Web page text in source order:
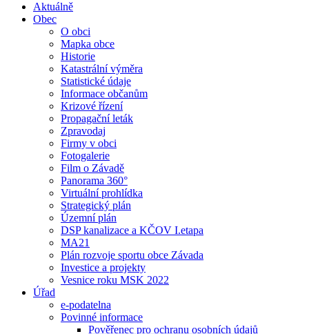
Aktuálně
Obec
O obci
Mapka obce
Historie
Katastrální výměra
Statistické údaje
Informace občanům
Krizové řízení
Propagační leták
Zpravodaj
Firmy v obci
Fotogalerie
Film o Závadě
Panorama 360°
Virtuální prohlídka
Strategický plán
Územní plán
DSP kanalizace a KČOV I.etapa
MA21
Plán rozvoje sportu obce Závada
Investice a projekty
Vesnice roku MSK 2022
Úřad
e-podatelna
Povinné informace
Pověřenec pro ochranu osobních údajů